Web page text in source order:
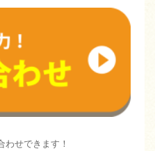
わせできます！